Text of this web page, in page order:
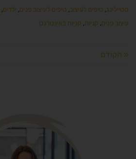
סטיילינג, טיפים לעיצוב, טיפים לעיצוב פנים, ילדים,
עיצוב פנים, קניות, קניות באינטרנט
« הקודם